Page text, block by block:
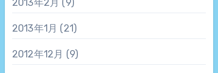
2013年1月 (21)
2012年12月 (9)